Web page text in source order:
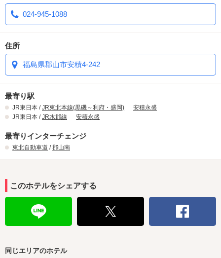
024-945-1088
住所
福島県郡山市安積4-242
最寄り駅
JR東日本 /JR東北本線(黒磯～利府・盛岡)
安積永盛
JR東日本 /JR水郡線 安積永盛
最寄りインターチェンジ
東北自動車道 /郡山南
このホテルをシェアする
同じエリアのホテル